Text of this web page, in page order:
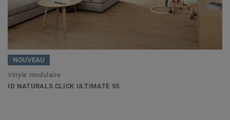
NOUVEAU
Vinyle modulaire
ID NATURALS CLICK ULTIMATE 55